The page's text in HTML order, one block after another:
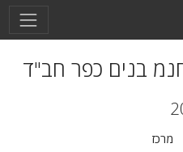
בנים כפר חב"ד
מרכז